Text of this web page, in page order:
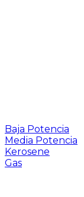
Baja Potencia
Media Potencia
Kerosene
Gas